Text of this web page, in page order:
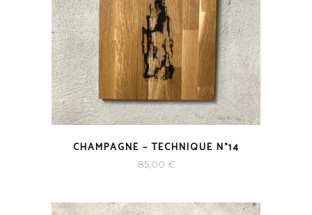
CHAMPAGNE – TECHNIQUE N°14
85,00 €